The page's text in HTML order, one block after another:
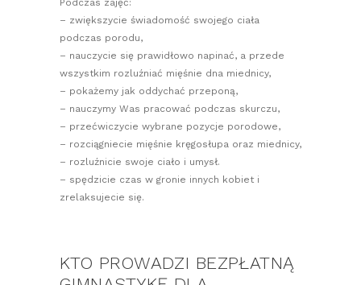
Podczas zajęć:
– zwiększycie świadomość swojego ciała
podczas porodu,
– nauczycie się prawidłowo napinać, a przede
wszystkim rozluźniać mięśnie dna miednicy,
– pokażemy jak oddychać przeponą,
– nauczymy Was pracować podczas skurczu,
– przećwiczycie wybrane pozycje porodowe,
– rozciągniecie mięśnie kręgosłupa oraz miednicy,
– rozluźnicie swoje ciało i umysł.
– spędzicie czas w gronie innych kobiet i
zrelaksujecie się.
KTO PROWADZI BEZPŁATNĄ